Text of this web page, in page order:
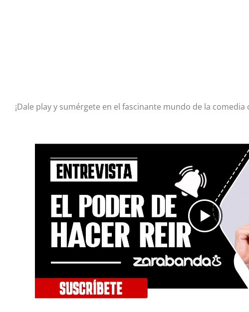
¡Dale play y sumérgete en el fascinante mundo de la comedia